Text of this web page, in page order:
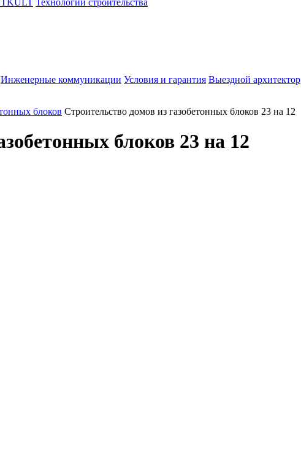
Технологии строительства
Инженерные коммуникации Условия и гарантия Выездной архитектор
блоков Строительство домов из газобетонных блоков 23 на 12
блоков 23 на 12